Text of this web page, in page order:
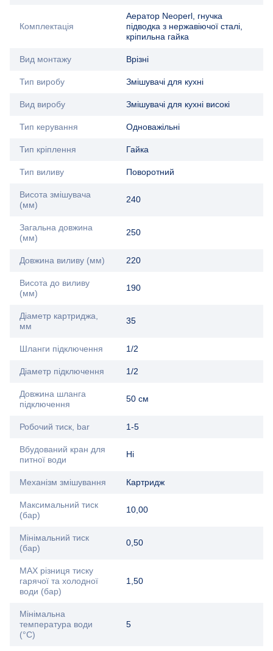
Комплектація
Аератор Neoperl, гнучка
підводка з нержавіючої сталі,
кріпильна гайка
Вид монтажу Врізні
Тип виробу Змішувачі для кухні
Вид виробу Змішувачі для кухні високі
Тип керування Одноважільні
Тип кріплення Гайка
Тип виливу Поворотний
Висота змішувача
(мм)
240
Загальна довжина
(мм)
250
Довжина виливу (мм) 220
Висота до виливу
(мм)
190
Діаметр картриджа,
мм
35
Шланги підключення 1/2
Діаметр підключення 1/2
Довжина шланга
підключення
50 см
Робочий тиск, bar 1-5
Вбудований кран для
питної води
Ні
Механізм змішування Картридж
Максимальний тиск
(бар)
10,00
Мінімальний тиск
(бар)
0,50
MAX різниця тиску
гарячої та холодної
води (бар)
1,50
Мінімальна
температура води
(°C)
5